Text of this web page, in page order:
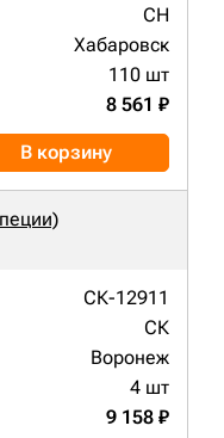
CH
Хабаровск
110 шт
8 561 ₽
В корзину
СК-12911
СК
Воронеж
4 шт
9 158 ₽